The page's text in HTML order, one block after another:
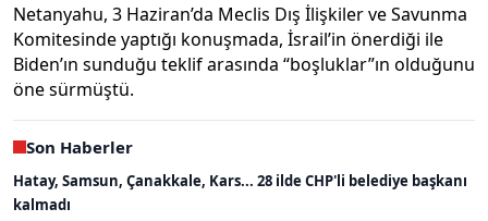
Netanyahu, 3 Haziran’da Meclis Dış İlişkiler ve Savunma
Komitesinde yaptığı konuşmada, İsrail’in önerdiği ile
Biden’ın sunduğu teklif arasında “boşluklar”ın olduğunu
öne sürmüştü.
Son Haberler
Hatay, Samsun, Çanakkale, Kars... 28 ilde CHP'li belediye başkanı
kalmadı